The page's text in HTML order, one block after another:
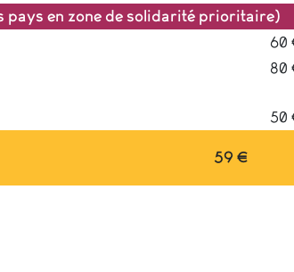
pays en zone de solidarité prioritaire)
60
80
50
59 €